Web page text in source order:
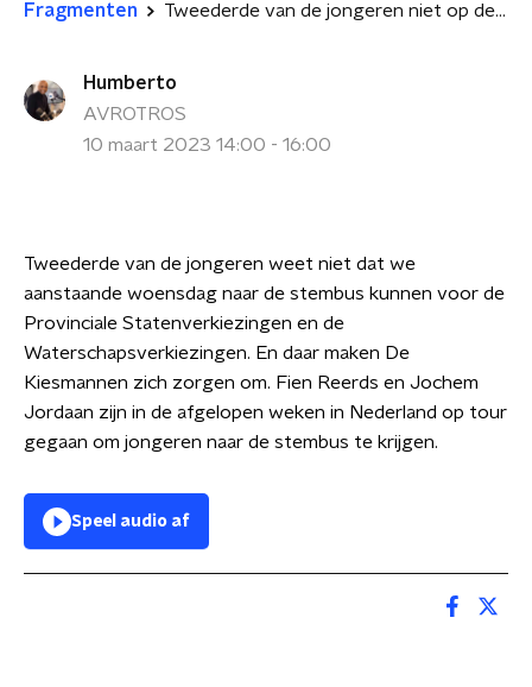
Fragmenten Tweederde van de jongeren niet op de hoogte van aanstaande verkiezingen
Humberto
AVROTROS
10 maart 2023 14:00 - 16:00
Tweederde van de jongeren weet niet dat we
aanstaande woensdag naar de stembus kunnen voor de
Provinciale Statenverkiezingen en de
Waterschapsverkiezingen. En daar maken De
Kiesmannen zich zorgen om. Fien Reerds en Jochem
Jordaan zijn in de afgelopen weken in Nederland op tour
gegaan om jongeren naar de stembus te krijgen.
Speel audio af